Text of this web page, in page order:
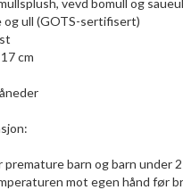
og ull (GOTS-sertifisert)
cm
barn og barn under
mot egen hånd før